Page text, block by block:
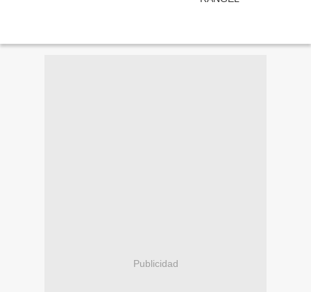
Publicidad